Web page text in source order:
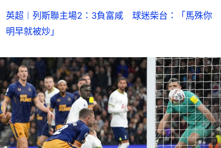
英超︱列斯聯主場2：3負富咸 球迷柴台：「馬殊你
明早就被炒」